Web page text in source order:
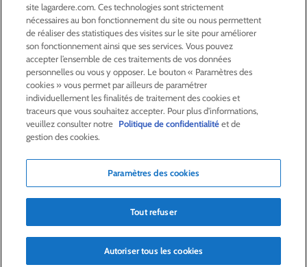
LA RSECHEZ LAGARDÈRE
LA FONDATIONJEAN‑LUC LAGARDÈRE
CENTRE PRESSE
NOUS REJOINDRE
Alerte e-mail
Commande de publication
Plan du site
Nous contacter
Mentions légales
Politique de confidentialité
Déclaration d’accessibilité
© Lagardère 2026
site lagardere.com. Ces technologies sont strictement
nécessaires au bon fonctionnement du site ou nous permettent
de réaliser des statistiques des visites sur le site pour améliorer
son fonctionnement ainsi que ses services. Vous pouvez
accepter l’ensemble de ces traitements de vos données
personnelles ou vous y opposer. Le bouton « Paramètres des
cookies » vous permet par ailleurs de paramétrer
individuellement les finalités de traitement des cookies et
traceurs que vous souhaitez accepter. Pour plus d'informations,
veuillez consulter notre Politique de confidentialitéet de
gestion des cookies.
Paramètres des cookies
Tout refuser
Autoriser tous les cookies